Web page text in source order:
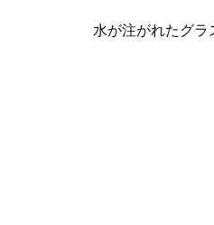
水が注がれたグラ